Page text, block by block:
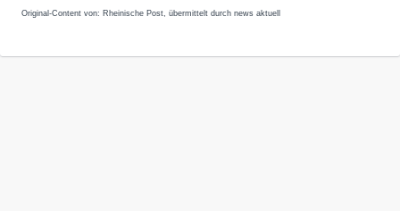
Original-Content von: Rheinische Post, übermittelt durch news aktuell